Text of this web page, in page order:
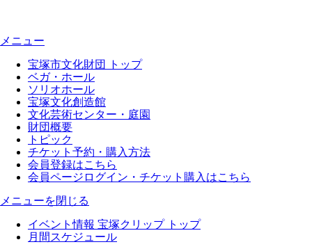
メニュー
宝塚市文化財団 トップ
ベガ・ホール
ソリオホール
宝塚文化創造館
文化芸術センター・庭園
財団概要
トピック
チケット予約・購入方法
会員登録はこちら
会員ページログイン・チケット購入はこちら
メニューを閉じる
イベント情報 宝塚クリップ トップ
月間スケジュール